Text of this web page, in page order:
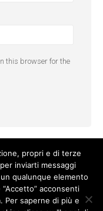
this browser for the
propri e di terze
inviarti messaggi
qualunque elemento
acconsenti
Per saperne di più e